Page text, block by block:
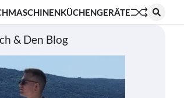
KÜCHENGERÄTE
& Den Blog